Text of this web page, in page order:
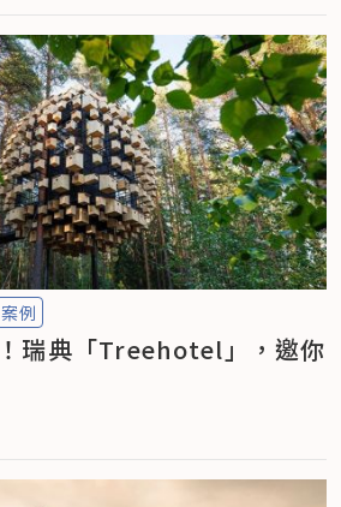
案例
瑞典「Treehotel」，邀你